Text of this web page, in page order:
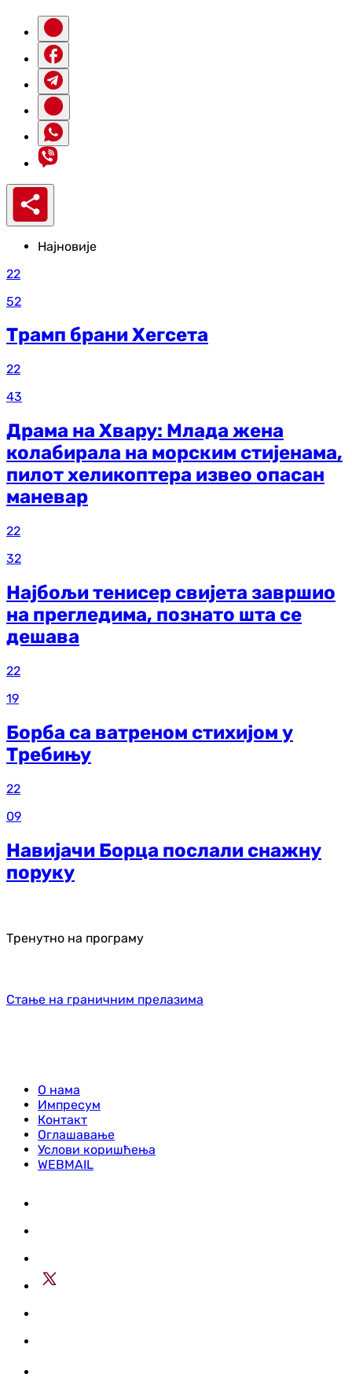
Најновије
22
52
Трамп брани Хегсета
22
43
Драма на Хвару: Млада жена
колабирала на морским стијенама,
пилот хеликоптера извео опасан
маневар
22
32
Најбољи тенисер свијета завршио
на прегледима, познато шта се
дешава
22
19
Борба са ватреном стихијом у
Требињу
22
09
Навијачи Борца послали снажну
поруку
Тренутно на програму
Стање на граничним прелазима
О нама
Импресум
Контакт
Оглашавање
Услови коришћења
WEBMAIL